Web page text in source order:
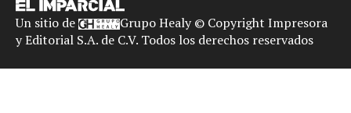
Un sitio de
Grupo Healy © Copyright Impresora
y Editorial S.A. de C.V. Todos los derechos reservados